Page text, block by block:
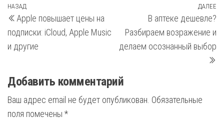
Навигация
по
записям
Предыдущая
запись
НАЗАД
Apple повышает цены на
подписки: iCloud, Apple Music
и другие
ДАЛЕЕ
В аптеке дешевле?
Разбираем возражение и
делаем осознанный выбор
Добавить комментарий
Ваш адрес email не будет опубликован. Обязательные
поля помечены *